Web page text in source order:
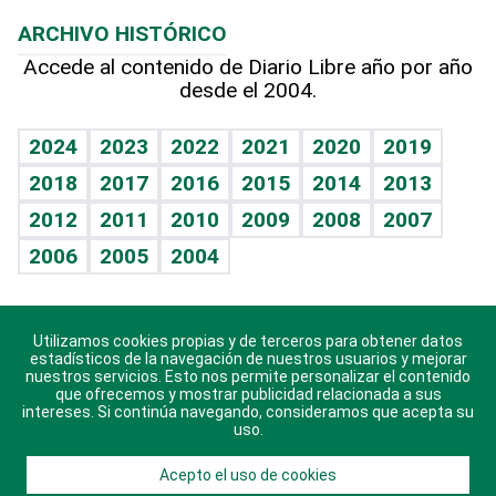
Hablando con el pediatra
Vida y familia
Eñe
Celebrando la vida
Sin complejos
En pocas palabras
Escuchando al corazón
Economía Personal
Línea de hit
TBT Deportivo
Hecho en casa
Guía del dinero
Cumpleaños
Horóscopos
Crucigramas
ARCHIVO HISTÓRICO
Accede al contenido de Diario Libre año por año
desde el 2004.
2024 2023 2022 2021 2020
2019
2018
2017 2016 2015 2014
2013
2012
2011 2010 2009 2008
2007
2006
2005 2004
Descarga nuestras aplicaciones para Android, iOS y
sistema Huawei.
Utilizamos cookies propias y de terceros para obtener datos
estadísticos de la navegación de nuestros usuarios y mejorar
nuestros servicios. Esto nos permite personalizar el contenido
que ofrecemos y mostrar publicidad relacionada a sus
intereses. Si continúa navegando, consideramos que acepta su
uso.
Acepto el uso de cookies